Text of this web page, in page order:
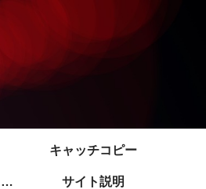
キャッチコピー
20世紀アイドルクイズ -目次- サイト説明